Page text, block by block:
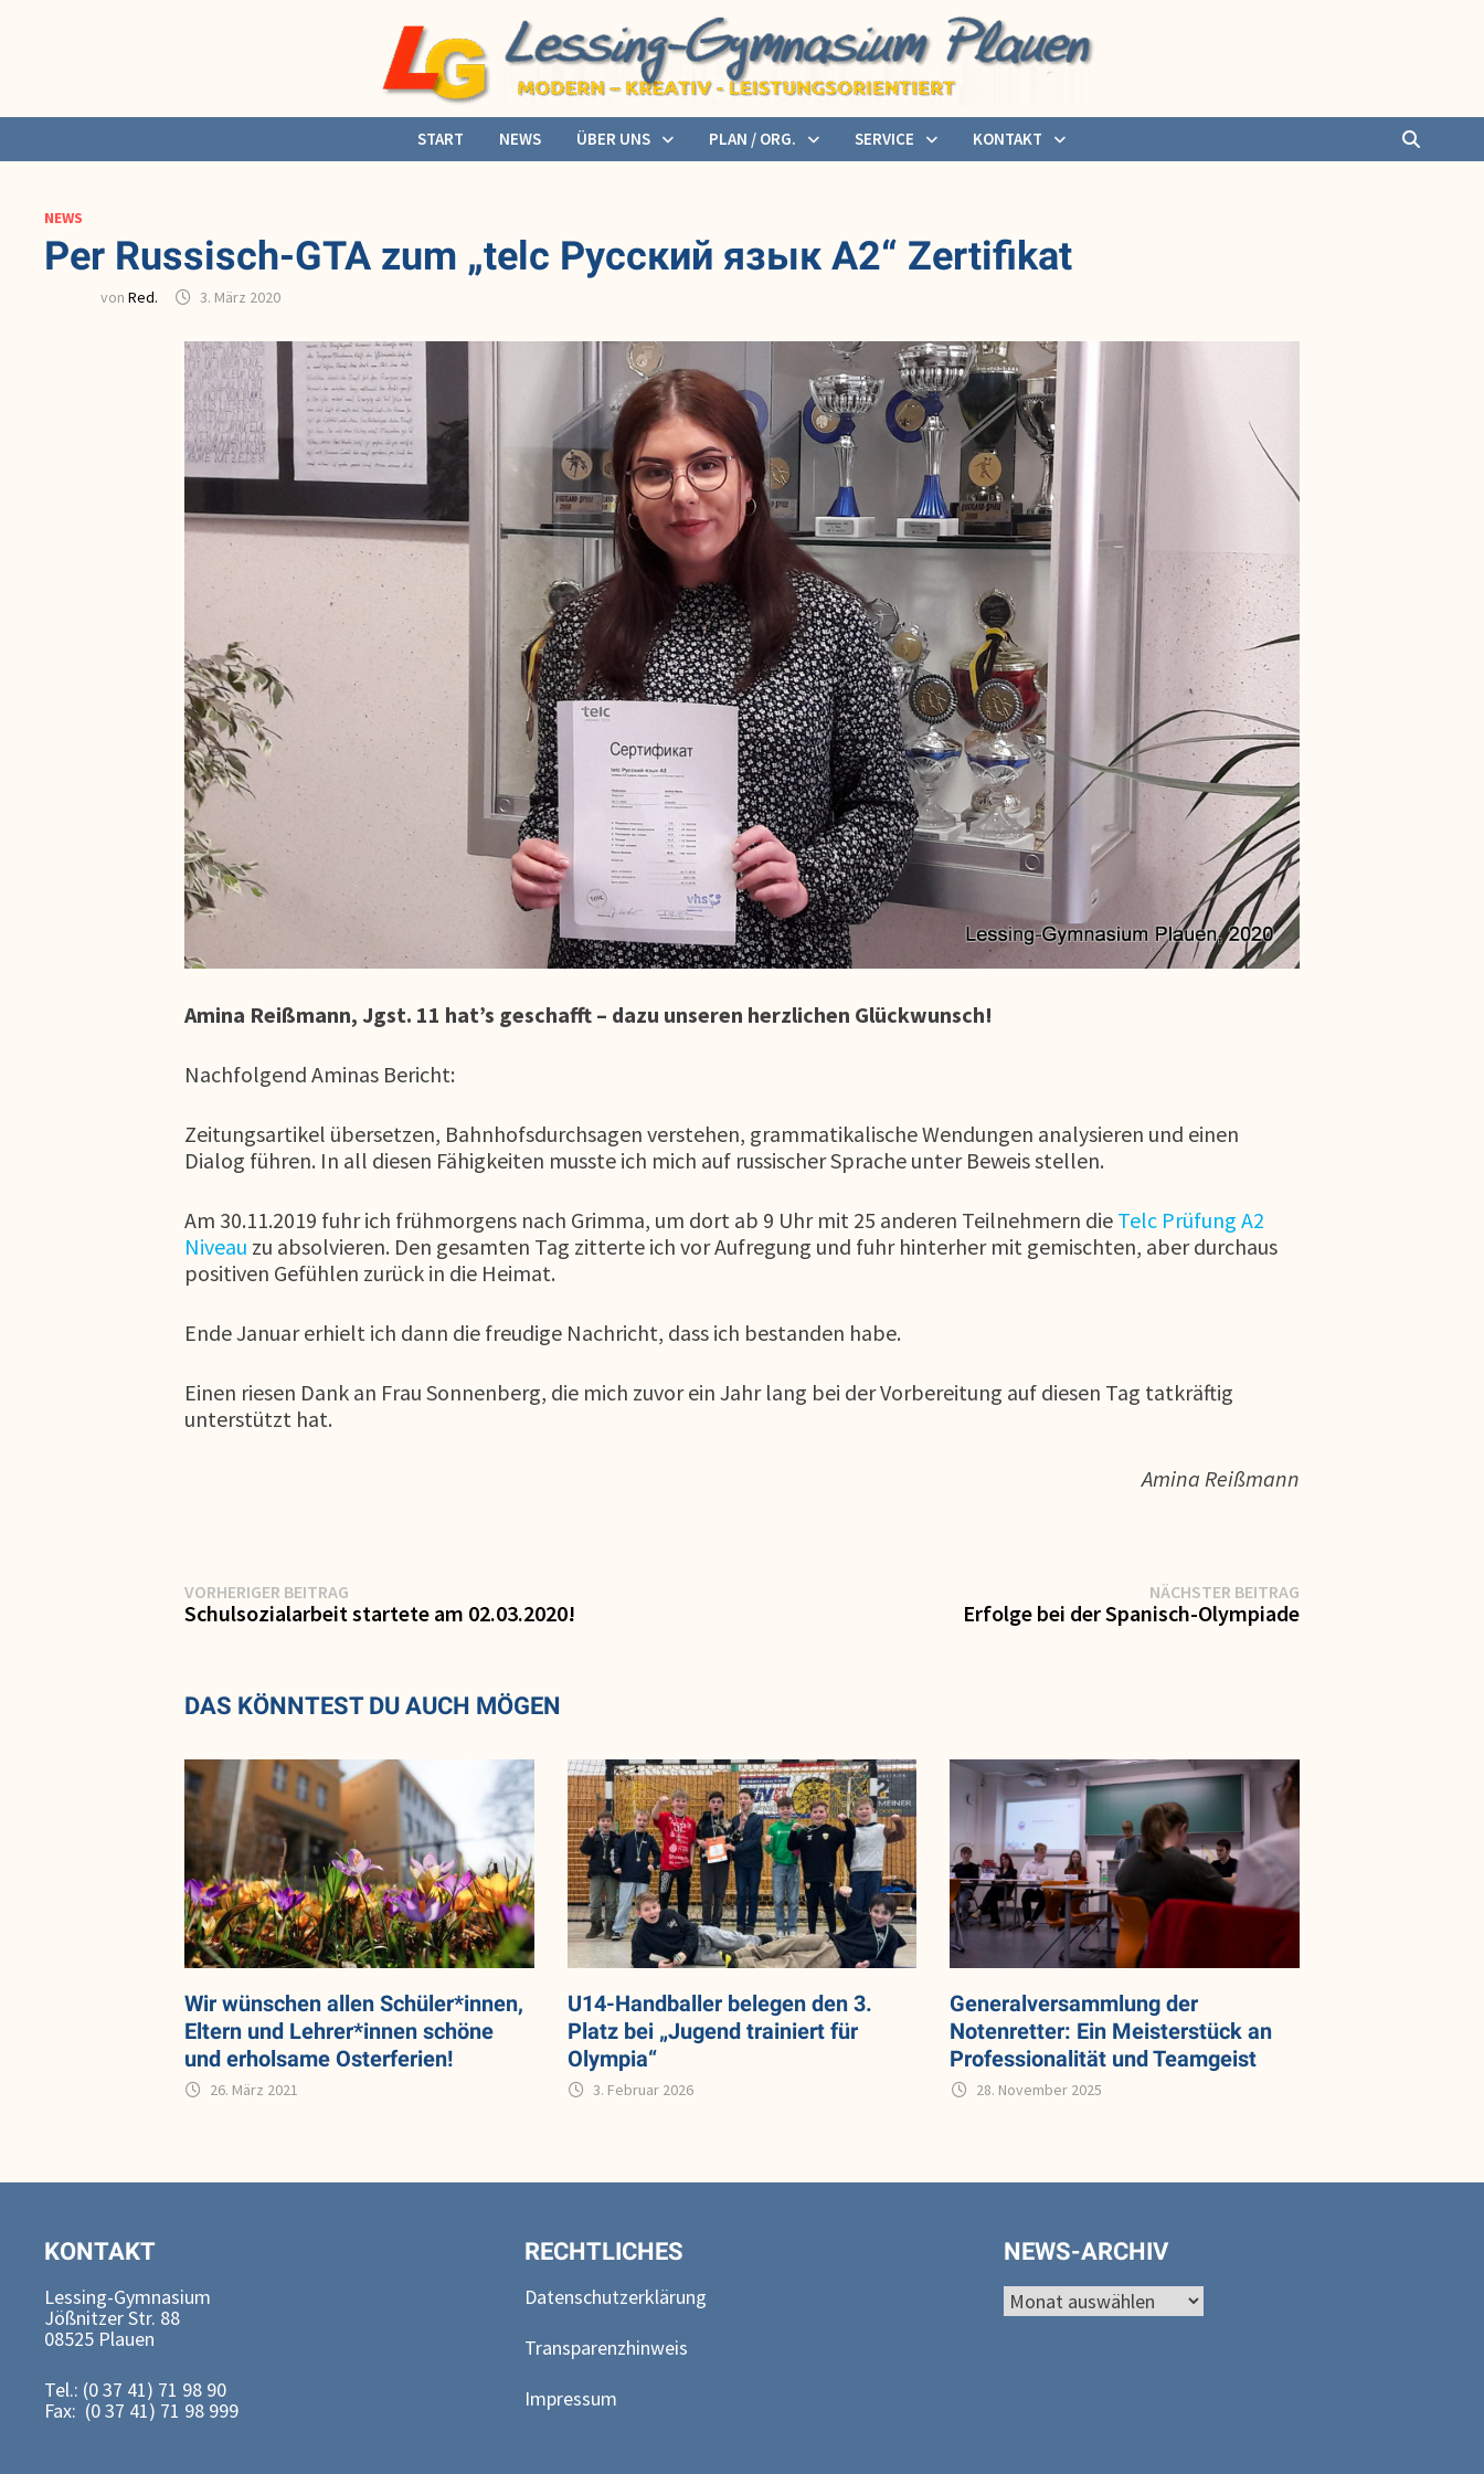
START NEWS ÜBER UNS PLAN / ORG. SERVICE KONTAKT
NEWS
Per Russisch-GTA zum „telc Русский язык A2“ Zertifikat
vonRed. 3. März 2020
Amina Reißmann, Jgst. 11 hat’s geschafft – dazu unseren herzlichen Glückwunsch!
Nachfolgend Aminas Bericht:
Zeitungsartikel übersetzen, Bahnhofsdurchsagen verstehen, grammatikalische Wendungen analysieren und einen
Dialog führen. In all diesen Fähigkeiten musste ich mich auf russischer Sprache unter Beweis stellen.
Am 30.11.2019 fuhr ich frühmorgens nach Grimma, um dort ab 9 Uhr mit 25 anderen Teilnehmern die Telc Prüfung A2
Niveau zu absolvieren. Den gesamten Tag zitterte ich vor Aufregung und fuhr hinterher mit gemischten, aber durchaus
positiven Gefühlen zurück in die Heimat.
Ende Januar erhielt ich dann die freudige Nachricht, dass ich bestanden habe.
Einen riesen Dank an Frau Sonnenberg, die mich zuvor ein Jahr lang bei der Vorbereitung auf diesen Tag tatkräftig
unterstützt hat.
Amina Reißmann
Beitragsnavigation
VORHERIGER BEITRAGVorheriger
Beitrag:
Schulsozialarbeit startete am 02.03.2020!
NÄCHSTER BEITRAG
Beitrag:
Erfolge bei der Spanisch-Olympiade
DAS KÖNNTEST DU AUCH MÖGEN
Wir wünschen allen Schüler*innen,
Eltern und Lehrer*innen schöne
und erholsame Osterferien!
26. März 2021
U14-Handballer belegen den 3.
Platz bei „Jugend trainiert für
Olympia“
3. Februar 2026
Generalversammlung der
Notenretter: Ein Meisterstück an
Professionalität und Teamgeist
28. November 2025
KONTAKT
Lessing-Gymnasium
Jößnitzer Str. 88
08525 Plauen
Tel.: (0 37 41) 71 98 90
Fax: (0 37 41) 71 98 999
RECHTLICHES
Datenschutzerklärung
Transparenzhinweis
Impressum
NEWS-ARCHIV
News-
Archiv